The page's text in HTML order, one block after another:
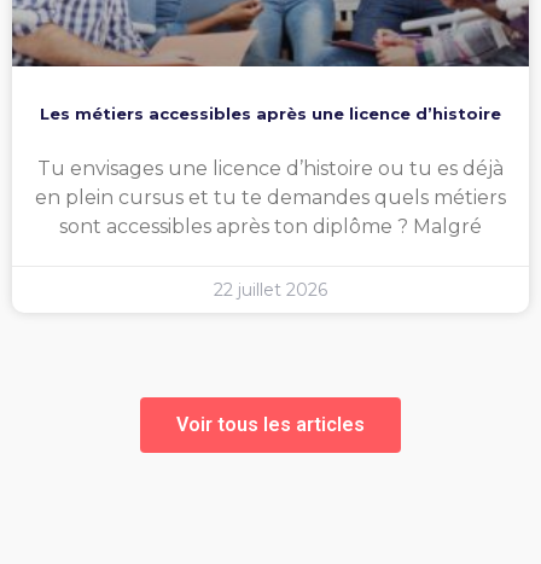
Les métiers accessibles après une licence d’histoire
Tu envisages une licence d’histoire ou tu es déjà
en plein cursus et tu te demandes quels métiers
sont accessibles après ton diplôme ? Malgré
22 juillet 2026
Voir tous les articles